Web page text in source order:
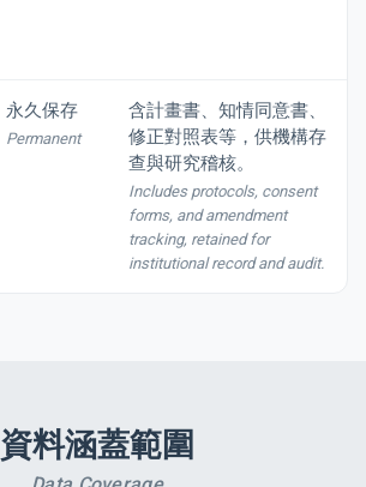
永久保存
Permanent
含計畫書、知情同意書、
修正對照表等，供機構存
查與研究稽核。
Includes protocols, consent
forms, and amendment
tracking, retained for
institutional record and audit.
資料涵蓋範圍